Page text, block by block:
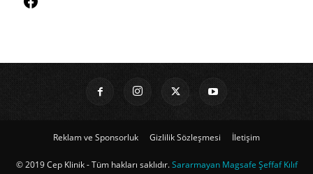
Reklam ve Sponsorluk Gizlilik Sözleşmesi İletişim
© 2019 Cep Klinik - Tüm hakları saklıdır.Sararmayan Magsafe Şeffaf Kılıf